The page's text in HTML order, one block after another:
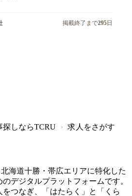
掲載終了まで295日
探しならTCRU › 求人をさがす
海道十勝・帯広エリアに特化した
デジタルプラットフォームです。
つなぎ、「はたらく」と「くら